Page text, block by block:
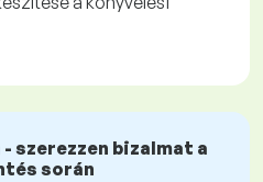
szerezzen bizalmat a
során